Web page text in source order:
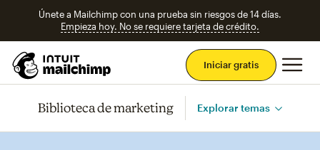
Únete a Mailchimp con una prueba sin riesgos de 14 días.
Empieza hoy. No se requiere tarjeta de crédito.
Iniciar gratis
Biblioteca de marketing Explorar temas